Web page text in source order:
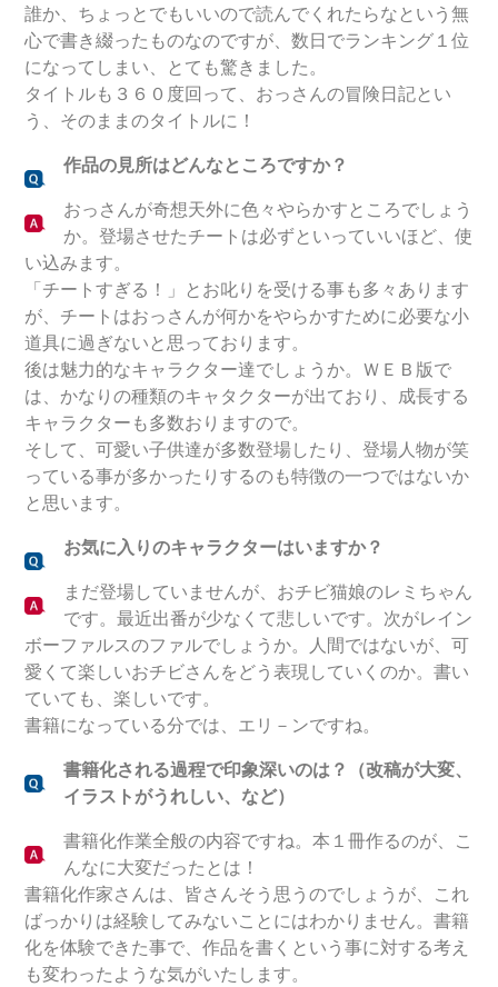
誰か、ちょっとでもいいので読んでくれたらなという無
心で書き綴ったものなのですが、数日でランキング１位
になってしまい、とても驚きました。
タイトルも３６０度回って、おっさんの冒険日記とい
う、そのままのタイトルに！
作品の見所はどんなところですか？
おっさんが奇想天外に色々やらかすところでしょう
か。登場させたチートは必ずといっていいほど、使
い込みます。
「チートすぎる！」とお叱りを受ける事も多々あります
が、チートはおっさんが何かをやらかすために必要な小
道具に過ぎないと思っております。
後は魅力的なキャラクター達でしょうか。ＷＥＢ版で
は、かなりの種類のキャタクターが出ており、成長する
キャラクターも多数おりますので。
そして、可愛い子供達が多数登場したり、登場人物が笑
っている事が多かったりするのも特徴の一つではないか
と思います。
お気に入りのキャラクターはいますか？
まだ登場していませんが、おチビ猫娘のレミちゃん
です。最近出番が少なくて悲しいです。次がレイン
ボーファルスのファルでしょうか。人間ではないが、可
愛くて楽しいおチビさんをどう表現していくのか。書い
ていても、楽しいです。
書籍になっている分では、エリ－ンですね。
書籍化される過程で印象深いのは？（改稿が大変、
イラストがうれしい、など）
書籍化作業全般の内容ですね。本１冊作るのが、こ
んなに大変だったとは！
書籍化作家さんは、皆さんそう思うのでしょうが、これ
ばっかりは経験してみないことにはわかりません。書籍
化を体験できた事で、作品を書くという事に対する考え
も変わったような気がいたします。